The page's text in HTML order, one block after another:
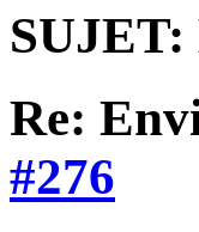
SUJET:
Re:
#276